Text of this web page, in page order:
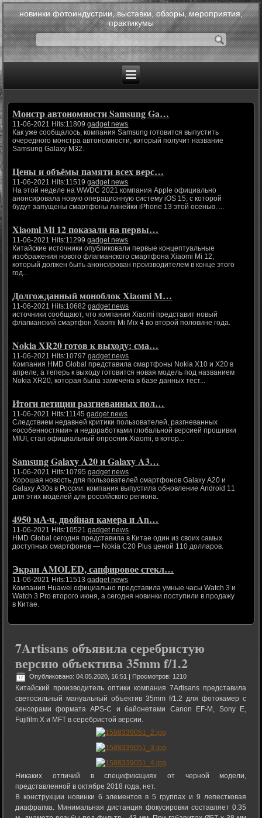
новинки фотоиндустрии, выставки, обзоры, мероприятия,
практикумы
Монстр автономности Samsung Ga…
11-06-2021 Hits:11809gadget news
Как уже сообщалось, компания Samsung готовится выпустить
очередного монстра автономности, который получит название
Samsung Galaxy M32.
Цены и объёмы памяти всех верс…
11-06-2021 Hits:11519gadget news
На этой неделе на WWDC 2021 компания Apple официально
анонсировала новую операционную систему iOS 15, с которой
будут запущены смартфоны линейки iPhone 13 этой осенью. ...
Xiaomi Mi 12 показали на первы…
11-06-2021 Hits:11299gadget news
Китайские источники опубликовали первые концептуальные
изображения нового флагманского смартфона Xiaomi Mi 12,
который должен быть анонсирован производителем в конце этого
год...
Долгожданный моноблок Xiaomi M…
11-06-2021 Hits:10682gadget news
источники сообщают, что компания Xiaomi представит новый
флагманский смартфон Xiaomi Mi Mix 4 во второй половине года.
Nokia XR20 готов к выходу: сма…
11-06-2021 Hits:10797gadget news
Компания HMD Global представила смартфоны Nokia X10 и X20 в
апреле, а теперь к выходу готовится новая модель под названием
Nokia XR20, которая была замечена в базе данных тест...
Итоги петиции разгневанных пол…
11-06-2021 Hits:11145gadget news
Следствием недавней критики пользователей, разгневанных
«особенностями» и недоработками глобальной версией прошивки
MIUI, стал официальный опросник Xiaomi, в котор...
Samsung Galaxy A20 и Galaxy A3…
11-06-2021 Hits:10795gadget news
Хорошая новость для пользователей смартфонов Galaxy A20 и
Galaxy A30s в России: компания выпустила обновление Android 11
для этих моделей для российского региона.
4950 мА·ч, двойная камера и An…
11-06-2021 Hits:10521gadget news
HMD Global сегодня представила в Китае один из своих самых
доступных смартфонов — Nokia C20 Plus ценой 110 долларов.
Экран AMOLED, сапфировое стекл…
11-06-2021 Hits:11513gadget news
Компания Huawei официально представила умные часы Watch 3 и
Watch 3 Pro второго июня, а сегодня новинки поступили в продажу
в Китае.
7Artisans объявила серебристую
версию объектива 35mm f/1.2
Опубликовано: 04.05.2020, 16:51 | Просмотров: 1210
Китайский производитель оптики компания 7Artisans представила
светосильный мануальный объектив 35mm f/1.2 для фотокамер с
сенсорами формата APS-C и байонетами Canon EF-M, Sony E,
Fujifilm X и MFT в серебристой версии.
Никаких отличий в спецификациях от черной модели,
представленной в октябре 2018 года, нет.
В конструкции новинки 6 элементов в 5 группах и 9 лепестковая
диафрагма. Минимальная дистанция фокусировки составляет 0.35